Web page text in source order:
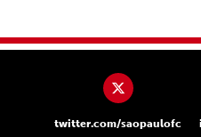
twitter.com/saopaulofc